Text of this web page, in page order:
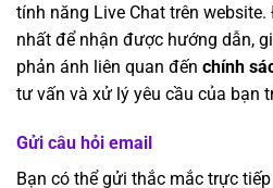
tính năng Live Chat trên
nhất để nhận được hướng dẫn,
phản ánh liên quan đến chính
tư vấn và xử lý yêu cầu của bạn
Gửi câu hỏi email
Bạn có thể gửi thắc mắc trực